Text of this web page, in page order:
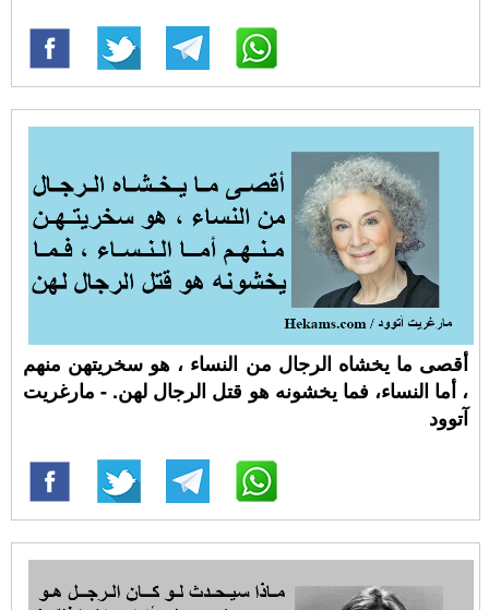
أقصى ما يخشاه الرجال من النساء ، هو سخريتهن منهم
، أما النساء، فما يخشونه هو قتل الرجال لهن. - مارغريت
آتوود